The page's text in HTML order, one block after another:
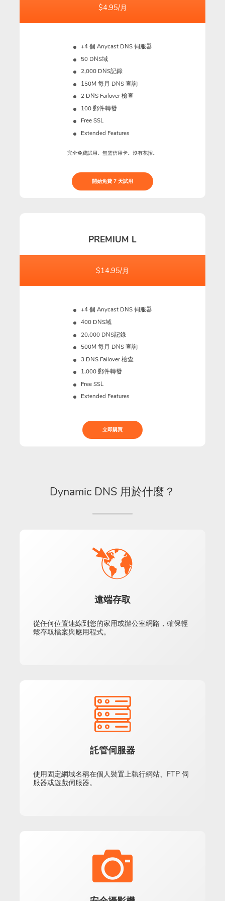
$4.95/月
+4 個 Anycast DNS 伺服器
50 DNS域
2,000 DNS記錄
150M 每月 DNS 查詢
2 DNS Failover 檢查
100 郵件轉發
Free SSL
Extended Features
完全免費試用。無需信用卡。沒有花招。
開始免費 7 天試用
PREMIUM L
$14.95/月
+4 個 Anycast DNS 伺服器
400 DNS域
20,000 DNS記錄
500M 每月 DNS 查詢
3 DNS Failover 檢查
1,000 郵件轉發
Free SSL
Extended Features
立即購買
Dynamic DNS 用於什麼？
遠端存取
從任何位置連線到您的家用或辦公室網路，確保輕
鬆存取檔案與應用程式。
託管伺服器
使用固定網域名稱在個人裝置上執行網站、FTP 伺
服器或遊戲伺服器。